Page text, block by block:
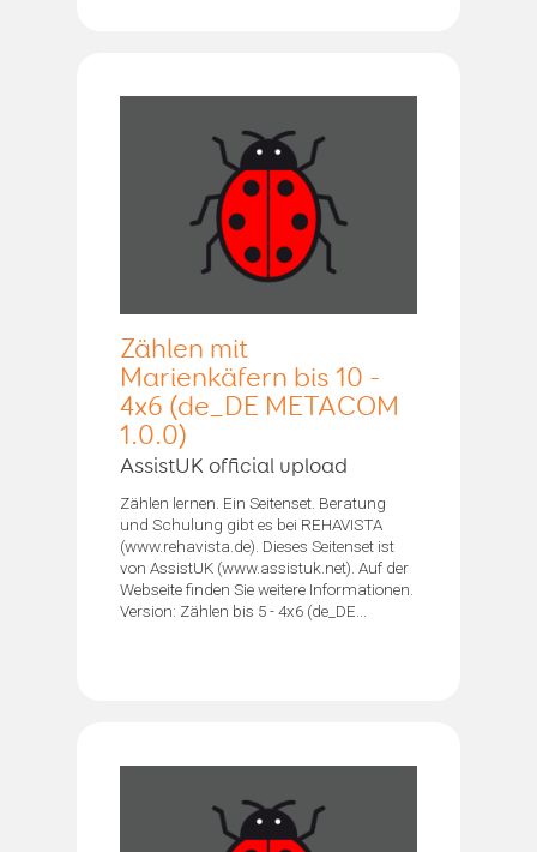
Zählen mit
Marienkäfern bis 10 -
4x6 (de_DE METACOM
1.0.0)
AssistUK official upload
Zählen lernen. Ein Seitenset. Beratung
und Schulung gibt es bei REHAVISTA
(www.rehavista.de). Dieses Seitenset ist
von AssistUK (www.assistuk.net). Auf der
Webseite finden Sie weitere Informationen.
Version: Zählen bis 5 - 4x6 (de_DE...